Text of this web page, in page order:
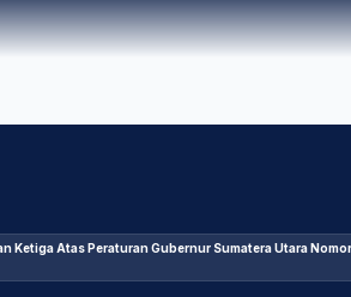
Ketiga Atas Peraturan Gubernur Sumatera Utara